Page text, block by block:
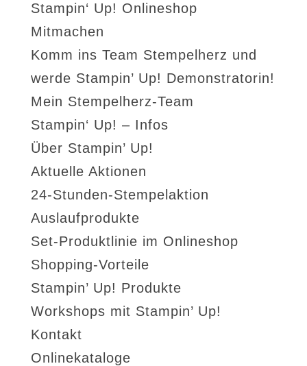
Stampin‘ Up! Onlineshop
Mitmachen
Komm ins Team Stempelherz und
werde Stampin’ Up! Demonstratorin!
Mein Stempelherz-Team
Stampin‘ Up! – Infos
Über Stampin’ Up!
Aktuelle Aktionen
24-Stunden-Stempelaktion
Auslaufprodukte
Set-Produktlinie im Onlineshop
Shopping-Vorteile
Stampin’ Up! Produkte
Workshops mit Stampin’ Up!
Kontakt
Onlinekataloge